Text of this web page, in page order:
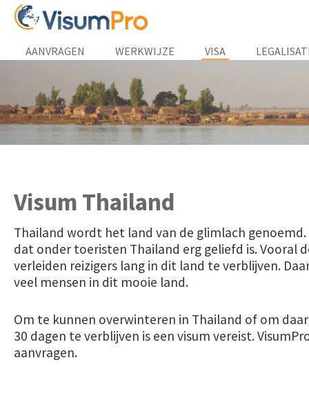
AANVRAGEN WERKWIJZE VISA
Visum Thailand
Thailand wordt het land van de glimlach
dat onder toeristen Thailand erg geliefd is. Vooral
verleiden reizigers lang in dit land te verblijven.
veel mensen in dit mooie land.
Om te kunnen overwinteren in Thailand of om
30 dagen te verblijven is een visum vereist.
aanvragen.